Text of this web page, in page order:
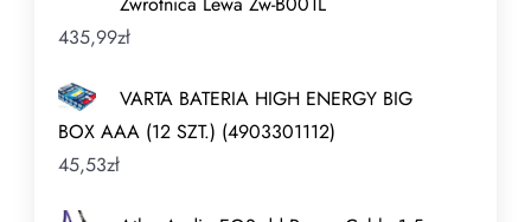
435,99zł
VARTA BATERIA HIGH ENERGY BIG
BOX AAA (12 SZT.) (4903301112)
45,53zł